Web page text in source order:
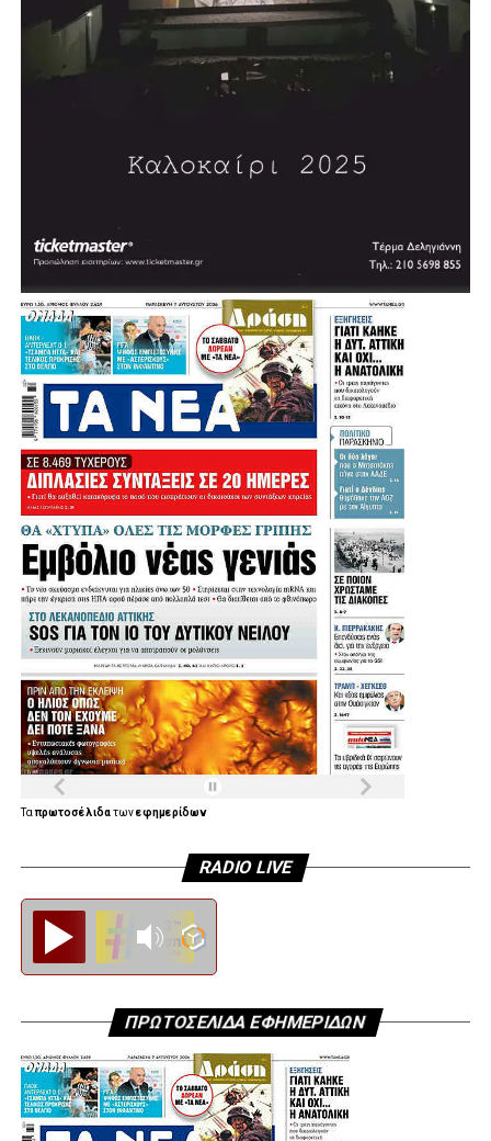
Ταπρωτοσέλιδατωνεφημερίδων
RADIO LIVE
ΠΡΩΤΟΣΕΛΙΔΑ ΕΦΗΜΕΡΙΔΩΝ